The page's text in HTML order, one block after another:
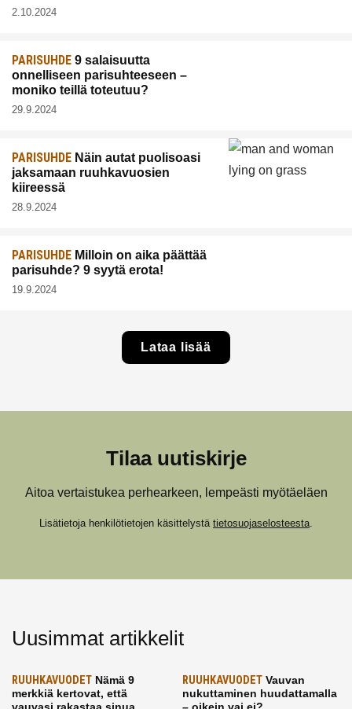
2.10.2024
PARISUHDE 9 salaisuutta
onnelliseen parisuhteeseen –
moniko teillä toteutuu?
29.9.2024
PARISUHDE Näin autat puolisoasi
jaksamaan ruuhkavuosien
kiireessä
28.9.2024
PARISUHDE Milloin on aika päättää
parisuhde? 9 syytä erota!
19.9.2024
Lataa lisää
Tilaa uutiskirje
Aitoa vertaistukea perhearkeen, lempeästi myötäeläen
Lisätietoja henkilötietojen käsittelystä tietosuojaselosteesta.
Uusimmat artikkelit
RUUHKAVUODET Nämä 9
merkkiä kertovat, että
RUUHKAVUODETVauvan
nukuttaminen huudattamalla